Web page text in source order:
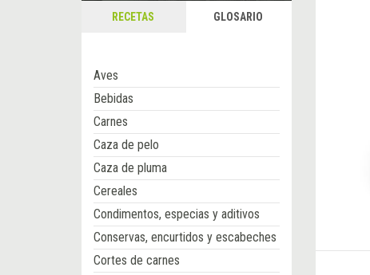
RECETAS GLOSARIO
Aves
Bebidas
Carnes
Caza de pelo
Caza de pluma
Cereales
Condimentos, especias y aditivos
Conservas, encurtidos y escabeches
Cortes de carnes